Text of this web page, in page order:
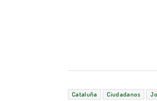
Cataluña Ciudadanos